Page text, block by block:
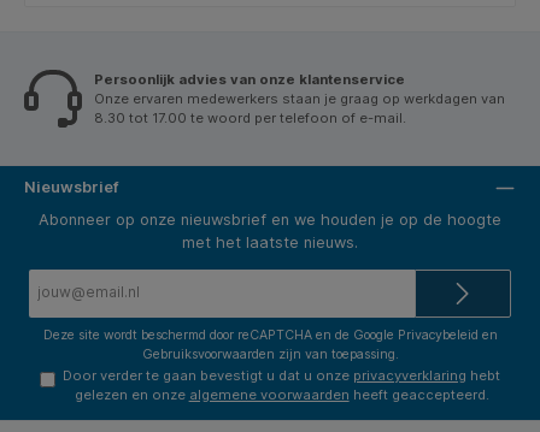
Persoonlijk advies van onze klantenservice
Onze ervaren medewerkers staan je graag op werkdagen van
8.30 tot 17.00 te woord per telefoon of e-mail.
Nieuwsbrief
Abonneer op onze nieuwsbrief en we houden je op de hoogte
met het laatste nieuws.
Deze site wordt beschermd door reCAPTCHA en de Google Privacybeleid en
Gebruiksvoorwaarden zijn van toepassing.
Door verder te gaan bevestigt u dat u onze privacyverklaring hebt
gelezen en onze algemene voorwaarden heeft geaccepteerd.